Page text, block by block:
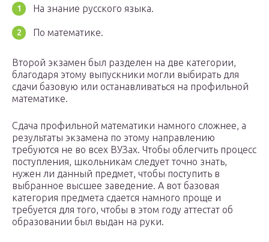
На знание русского языка.
По математике.
Второй экзамен был разделен на две категории,
благодаря этому выпускники могли выбирать для
сдачи базовую или останавливаться на профильной
математике.
Сдача профильной математики намного сложнее, а
результаты экзамена по этому направлению
требуются не во всех ВУЗах. Чтобы облегчить процесс
поступления, школьникам следует точно знать,
нужен ли данный предмет, чтобы поступить в
выбранное высшее заведение. А вот базовая
категория предмета сдается намного проще и
требуется для того, чтобы в этом году аттестат об
образовании был выдан на руки.